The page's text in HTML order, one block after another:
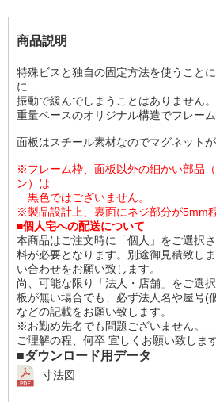
商品説明
特殊ビスと独自の固定方法を使うこと
に
振動で緩んでしまうことはありません。
重量ベースのオリジナル構造でフレー
面板はスチール素材なのでマグネットが
※フレーム枠、面板以外の細かい部品
ン）は
黒色ではございません。
※製品設計上、裏面にネジ部分が5mm
■個人宅への配送について
本商品はご注文時に「個人」をご選択
料が必要となります。別途御見積致しま
い合わせをお願い致します。
尚、可能な限り「法人・店舗」をご選
板が無い場合でも、必ず法人名や屋号(
などの記載をお願い致します。
※お勤め先名でも問題ございません。
ご理解の程、何卒 宜しくお願い致します
■ダウンロード用データ
寸法図